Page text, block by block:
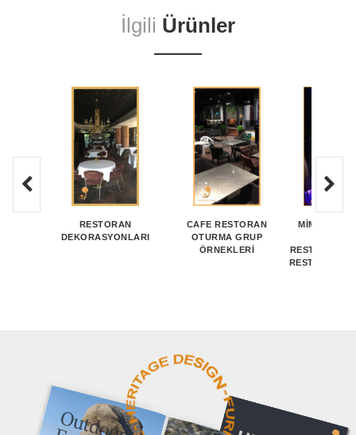
İlgili Ürünler
RESTORAN
DEKORASYONLARI
CAFE RESTORAN
OTURMA GRUP
ÖRNEKLERI
MİMARİ
RESTAURANT